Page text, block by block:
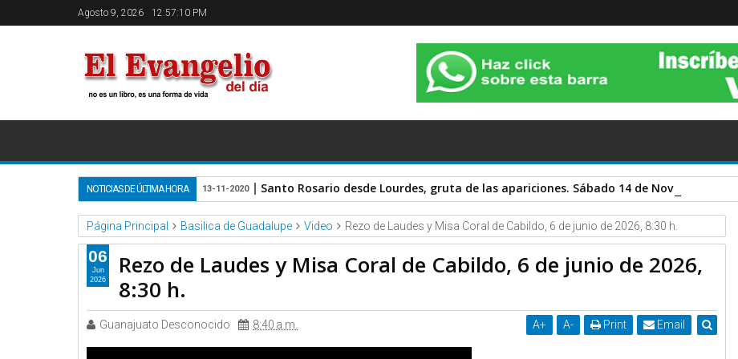
Agosto 9, 2026 12:57:10 PM
NOTICIAS DE ÚLTIMA HORA Santo Rosario desde Lourdes, gruta de las apariciones. Sábado 14 de Noviembre 2020.
13-11-2020
Página Principal Basilica de Guadalupe Video Rezo de Laudes y Misa Coral de Cabildo, 6 de junio de 2026, 8:30 h.
Rezo de Laudes y Misa Coral de Cabildo, 6 de junio de 2026,
8:30 h.
Guanajuato Desconocido 8:40 a.m. A+ A- Print Email
06
Jun
2026